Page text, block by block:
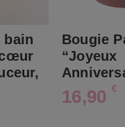
bain
Bougie
“Joyeux
16,90 €